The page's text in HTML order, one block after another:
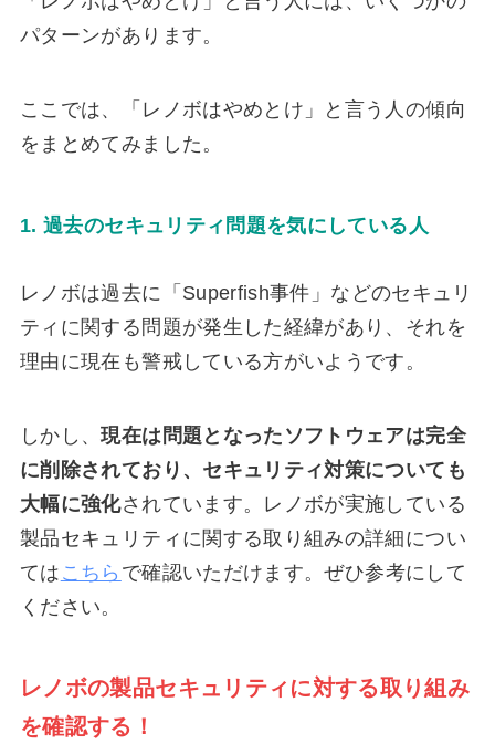
パターンがあります。
ここでは、「レノボはやめとけ」と言う人の傾向
をまとめてみました。
1. 過去のセキュリティ問題を気にしている人
レノボは過去に「Superfish事件」などのセキュリ
ティに関する問題が発生した経緯があり、それを
理由に現在も警戒している方がいようです。
しかし、現在は問題となったソフトウェアは完全
に削除されており、セキュリティ対策についても
大幅に強化されています。レノボが実施している
製品セキュリティに関する取り組みの詳細につい
ては こちら で確認いただけます。ぜひ参考にして
ください。
レノボの製品セキュリティに対する取り組み
を確認する！